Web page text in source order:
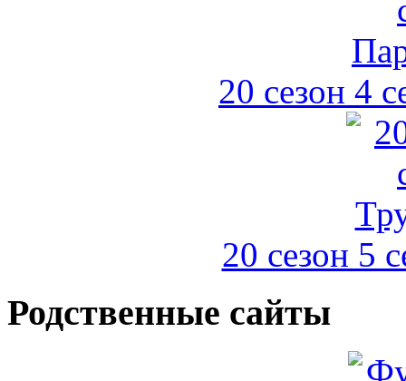
20 сезон 4
20 сезон 5
Родственные сайты